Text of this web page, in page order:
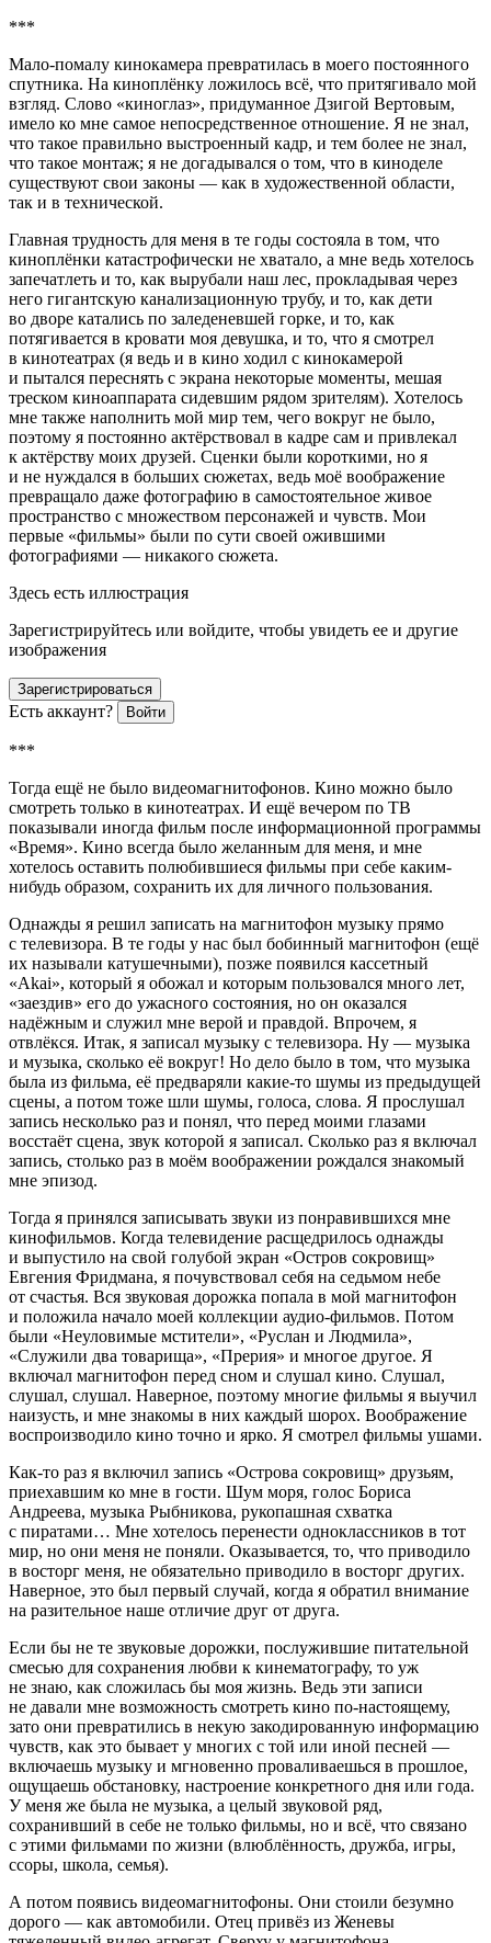
***
Мало-помалу кинокамера превратилась в моего постоянного
спутника. На киноплёнку ложилось всё, что притягивало мой
взгляд. Слово «киноглаз», придуманное Дзигой Вертовым,
имело ко мне самое непосредственное отношение. Я не знал,
что такое правильно выстроенный кадр, и тем более не знал,
что такое монтаж; я не догадывался о том, что в киноделе
существуют свои законы — как в художественной области,
так и в технической.
Главная трудность для меня в те годы состояла в том, что
киноплёнки катастрофически не хватало, а мне ведь хотелось
запечатлеть и то, как вырубали наш лес, прокладывая через
него гигантскую канализационную трубу, и то, как дети
во дворе катались по заледеневшей горке, и то, как
потягивается в кровати моя девушка, и то, что я смотрел
в кинотеатрах (я ведь и в кино ходил с кинокамерой
и пытался переснять с экрана некоторые моменты, мешая
треском киноаппарата сидевшим рядом зрителям). Хотелось
мне также наполнить мой мир тем, чего вокруг не было,
поэтому я постоянно актёрствовал в кадре сам и привлекал
к актёрству моих друзей. Сценки были короткими, но я
и не нуждался в больших сюжетах, ведь моё воображение
превращало даже фотографию в самостоятельное живое
пространство с множеством персонажей и чувств. Мои
первые «фильмы» были по сути своей ожившими
фотографиями — никакого сюжета.
Здесь есть иллюстрация
Зарегистрируйтесь или войдите, чтобы увидеть ее и другие
изображения
Зарегистрироваться
Есть аккаунт? Войти
***
Тогда ещё не было видеомагнитофонов. Кино можно было
смотреть только в кинотеатрах. И ещё вечером по ТВ
показывали иногда фильм после информационной программы
«Время». Кино всегда было желанным для меня, и мне
хотелось оставить полюбившиеся фильмы при себе каким-
нибудь образом, сохранить их для личного пользования.
Однажды я решил записать на магнитофон музыку прямо
с телевизора. В те годы у нас был бобинный магнитофон (ещё
их называли катушечными), позже появился кассетный
«Akai», который я обожал и которым пользовался много лет,
«заездив» его до ужасного состояния, но он оказался
надёжным и служил мне верой и правдой. Впрочем, я
отвлёкся. Итак, я записал музыку с телевизора. Ну — музыка
и музыка, сколько её вокруг! Но дело было в том, что музыка
была из фильма, её предваряли какие-то шумы из предыдущей
сцены, а потом тоже шли шумы, голоса, слова. Я прослушал
запись несколько раз и понял, что перед моими глазами
восстаёт сцена, звук которой я записал. Сколько раз я включал
запись, столько раз в моём воображении рождался знакомый
мне эпизод.
Тогда я принялся записывать звуки из понравившихся мне
кинофильмов. Когда телевидение расщедрилось однажды
и выпустило на свой голубой экран «Остров сокровищ»
Евгения Фридмана, я почувствовал себя на седьмом небе
от счастья. Вся звуковая дорожка попала в мой магнитофон
и положила начало моей коллекции аудио-фильмов. Потом
были «Неуловимые мстители», «Руслан и Людмила»,
«Служили два товарища», «Прерия» и многое другое. Я
включал магнитофон перед сном и слушал кино. Слушал,
слушал, слушал. Наверное, поэтому многие фильмы я выучил
наизусть, и мне знакомы в них каждый шорох. Воображение
воспроизводило кино точно и ярко. Я смотрел фильмы ушами.
Как-то раз я включил запись «Острова сокровищ» друзьям,
приехавшим ко мне в гости. Шум моря, голос Бориса
Андреева, музыка Рыбникова, рукопашная схватка
с пиратами… Мне хотелось перенести одноклассников в тот
мир, но они меня не поняли. Оказывается, то, что приводило
в восторг меня, не обязательно приводило в восторг других.
Наверное, это был первый случай, когда я обратил внимание
на разительное наше отличие друг от друга.
Если бы не те звуковые дорожки, послужившие питательной
смесью для сохранения любви к кинематографу, то уж
не знаю, как сложилась бы моя жизнь. Ведь эти записи
не давали мне возможность смотреть кино по-настоящему,
зато они превратились в некую закодированную информацию
чувств, как это бывает у многих с той или иной песней —
включаешь музыку и мгновенно проваливаешься в прошлое,
ощущаешь обстановку, настроение конкретного дня или года.
У меня же была не музыка, а целый звуковой ряд,
сохранивший в себе не только фильмы, но и всё, что связано
с этими фильмами по жизни (влюблённость, дружба, игры,
ссоры, школа, семья).
А потом появись видеомагнитофоны. Они стоили безумно
дорого — как автомобили. Отец привёз из Женевы